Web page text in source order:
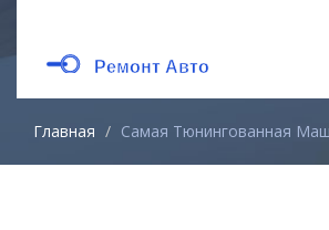
Главная Самая Тюнингованная